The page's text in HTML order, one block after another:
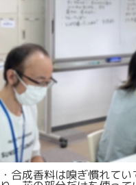
・合成香料は嗅ぎ慣れて